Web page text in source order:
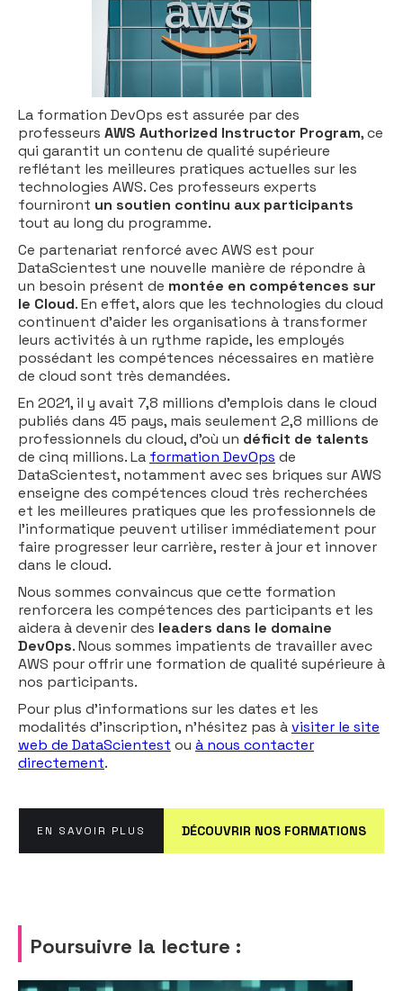
La formation DevOps est assurée par des
professeurs AWS Authorized Instructor Program, ce
qui garantit un contenu de qualité supérieure
reflétant les meilleures pratiques actuelles sur les
technologies AWS. Ces professeurs experts
fourniront un soutien continu aux participants
tout au long du programme.
Ce partenariat renforcé avec AWS est pour
DataScientest une nouvelle manière de répondre à
un besoin présent de montée en compétences sur
le Cloud. En effet, alors que les technologies du cloud
continuent d'aider les organisations à transformer
leurs activités à un rythme rapide, les employés
possédant les compétences nécessaires en matière
de cloud sont très demandées.
En 2021, il y avait 7,8 millions d'emplois dans le cloud
publiés dans 45 pays, mais seulement 2,8 millions de
professionnels du cloud, d'où un déficit de talents
de cinq millions. La formation DevOps de
DataScientest, notamment avec ses briques sur AWS
enseigne des compétences cloud très recherchées
et les meilleures pratiques que les professionnels de
l'informatique peuvent utiliser immédiatement pour
faire progresser leur carrière, rester à jour et innover
dans le cloud.
Nous sommes convaincus que cette formation
renforcera les compétences des participants et les
aidera à devenir des leaders dans le domaine
DevOps. Nous sommes impatients de travailler avec
AWS pour offrir une formation de qualité supérieure à
nos participants.
Pour plus d'informations sur les dates et les
modalités d'inscription, n'hésitez pas àvisiter le site
web de DataScientest ou à nous contacter
directement.
EN SAVOIR PLUS DÉCOUVRIR NOS FORMATIONS
Poursuivre la lecture :